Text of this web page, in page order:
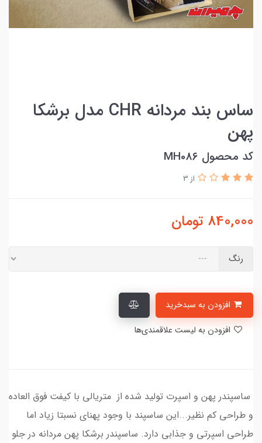
ساس بند مردانه CHR مدل برشکا
پهن
کد محصول MH08۶
از 3
840,000 تومان
رنگ
ساسپندر پهن و اسپرت تولید شده از متریالی با کیفت فوق العاده
و طراحی کم نظیر...این ساسپند با وجود پهنای نسبتا زیاد اما
طراحی اسپرتی و جذابی دارد. ساسپندر برشکا پهن مردانه در جلو